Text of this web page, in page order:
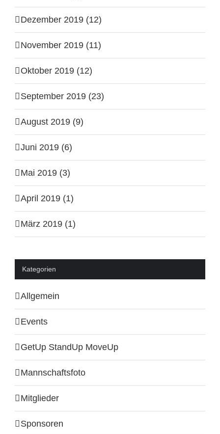
Dezember 2019 (12)
November 2019 (11)
Oktober 2019 (12)
September 2019 (23)
August 2019 (9)
Juni 2019 (6)
Mai 2019 (3)
April 2019 (1)
März 2019 (1)
Kategorien
Allgemein
Events
GetUp StandUp MoveUp
Mannschaftsfoto
Mitglieder
Sponsoren